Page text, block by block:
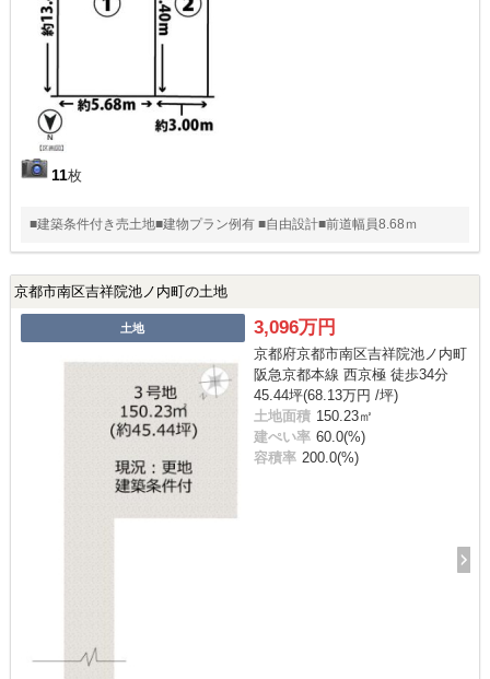
11枚
■建築条件付き売土地■建物プラン例有 ■自由設計■前道幅員8.68ｍ
京都市南区吉祥院池ノ内町の土地
土地 3,096万円
京都府京都市南区吉祥院池ノ内町
阪急京都本線 西京極 徒歩34分
45.44坪(68.13万円 /坪)
土地面積 150.23㎡
建ぺい率 60.0(%)
容積率 200.0(%)